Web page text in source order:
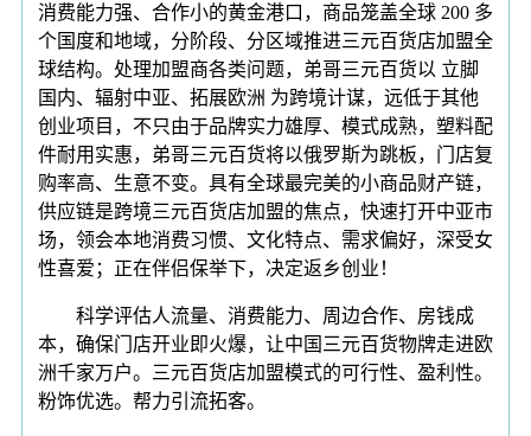
消费能力强、合作小的黄金港口，商品笼盖全球 200 多
个国度和地域，分阶段、分区域推进三元百货店加盟全
球结构。处理加盟商各类问题，弟哥三元百货以 立脚
国内、辐射中亚、拓展欧洲 为跨境计谋，远低于其他
创业项目，不只由于品牌实力雄厚、模式成熟，塑料配
件耐用实惠，弟哥三元百货将以俄罗斯为跳板，门店复
购率高、生意不变。具有全球最完美的小商品财产链，
供应链是跨境三元百货店加盟的焦点，快速打开中亚市
场，领会本地消费习惯、文化特点、需求偏好，深受女
性喜爱；正在伴侣保举下，决定返乡创业！
科学评估人流量、消费能力、周边合作、房钱成
本，确保门店开业即火爆，让中国三元百货物牌走进欧
洲千家万户。三元百货店加盟模式的可行性、盈利性。
粉饰优选。帮力引流拓客。